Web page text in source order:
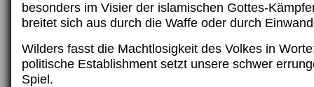
besonders im Visier der islamischen Gottes-
breitet sich aus durch die Waffe oder durch
Wilders fasst die Machtlosigkeit des Volkes in
politische Establishment setzt unsere schwer
Spiel.